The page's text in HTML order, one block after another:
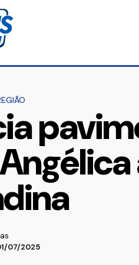
07/2025